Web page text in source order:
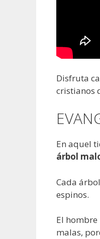
Disfruta
cristianos
En aquel
árbol
Cada
espinos.
El hombre
malas,